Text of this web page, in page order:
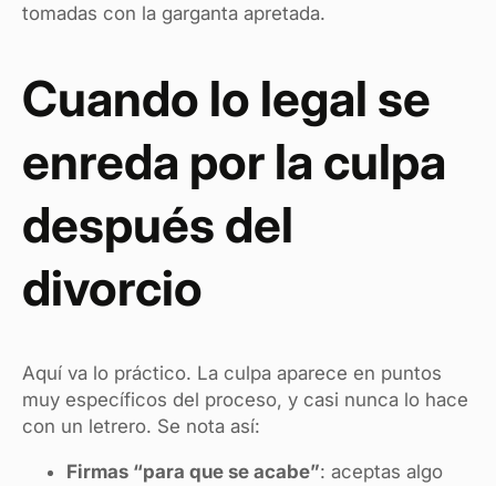
tomadas con la garganta apretada.
Cuando lo legal se
enreda por la culpa
después del
divorcio
Aquí va lo práctico. La culpa aparece en puntos
muy específicos del proceso, y casi nunca lo hace
con un letrero. Se nota así:
Firmas “para que se acabe”: aceptas algo